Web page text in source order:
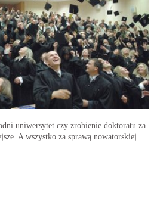
uniwersytet czy zrobienie doktoratu za
A wszystko za sprawą nowatorskiej